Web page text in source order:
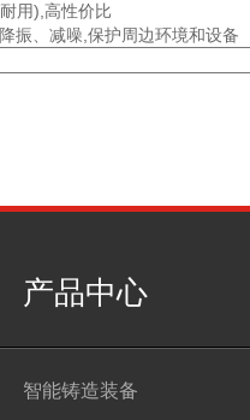
用),高性价比
振、减噪,保护周边环境和设备
产品中心
智能铸造装备